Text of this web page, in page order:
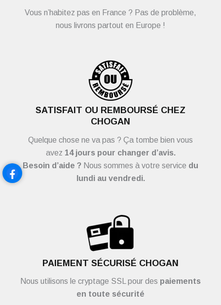
Vous n’habitez pas en France ? Pas de problème,
nous livrons partout en Europe !
SATISFAIT OU REMBOURSÉ CHEZ
CHOGAN
Quelque chose ne va pas ? Ça tombe bien vous
avez 14 jours pour changer d’avis.
Besoin d’aide ? Nous sommes à votre service du
lundi au vendredi.
PAIEMENT SÉCURISÉ CHOGAN
Nous utilisons le cryptage SSL pour des paiements
en toute sécurité